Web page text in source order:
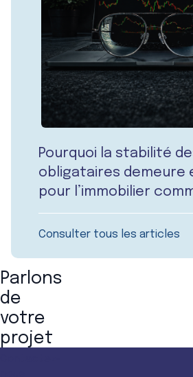
Pourquoi la stabilité
obligataires demeure
pour l’immobilier
Consulter tous les articles
Parlons
de
votre
projet